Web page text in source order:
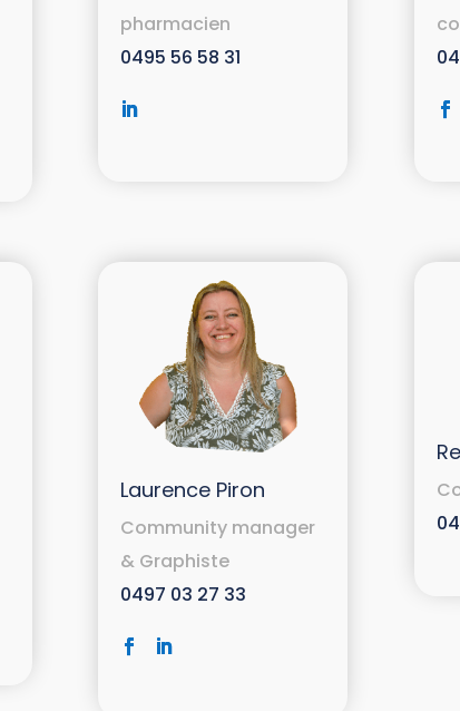
pharmacien
0495 56 58 31
Laurence Piron
Community manager
& Graphiste
0497 03 27 33